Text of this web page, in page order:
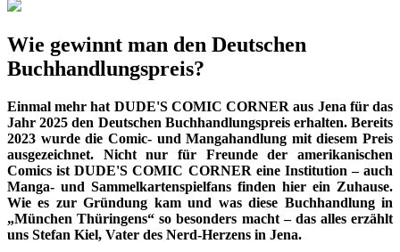
Wie gewinnt man den Deutschen
Buchhandlungspreis?
Einmal mehr hat DUDE'S COMIC CORNER aus Jena für das
Jahr 2025 den Deutschen Buchhandlungspreis erhalten. Bereits
2023 wurde die Comic- und Mangahandlung mit diesem Preis
ausgezeichnet. Nicht nur für Freunde der amerikanischen
Comics ist DUDE'S COMIC CORNER eine Institution – auch
Manga- und Sammelkartenspielfans finden hier ein Zuhause.
Wie es zur Gründung kam und was diese Buchhandlung in
„München Thüringens“ so besonders macht – das alles erzählt
uns Stefan Kiel, Vater des Nerd-Herzens in Jena.